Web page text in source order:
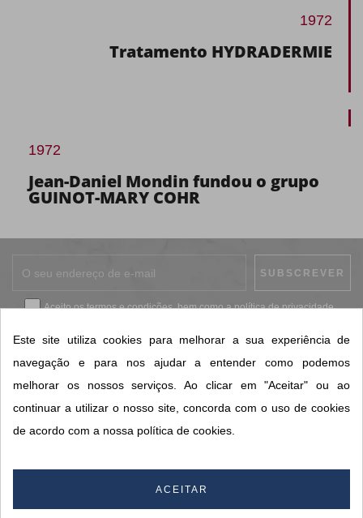
1972
Tratamento HYDRADERMIE
1972
Jean-Daniel Mondin fundou o grupo
GUINOT-MARY COHR
Aceito ostermos e condições, bem como apolítica de privacidade.
CONTACTOS SORISA
Este site utiliza cookies para melhorar a sua experiência de
navegação e para nos ajudar a entender como podemos
melhorar os nossos serviços. Ao clicar em "Aceitar" ou ao
continuar a utilizar o nosso site, concorda com o uso de cookies
de acordo com a nossa política de cookies.
ACEITAR